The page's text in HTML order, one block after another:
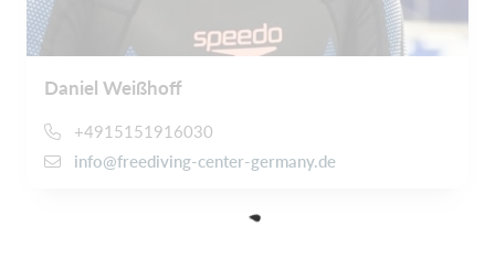
Daniel Weißhoff
+4915151916030
info@freediving-center-germany.de